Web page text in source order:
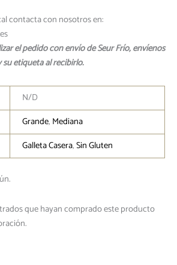
contacta con nosotros en:
el pedido con envío de Seur Frío, envíenos
etiqueta al recibirlo.
N/D
Grande, Mediana
Galleta Casera,Sin Gluten
que hayan comprado este producto